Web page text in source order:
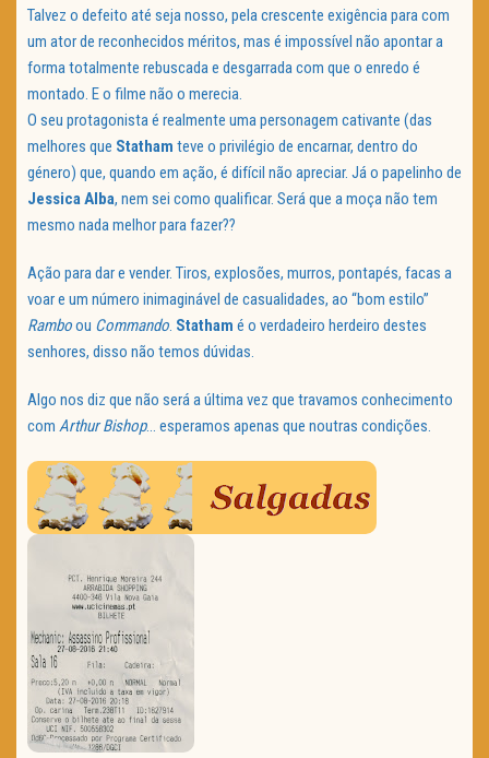
Talvez o defeito até seja nosso, pela crescente exigência para com
um ator de reconhecidos méritos, mas é impossível não apontar a
forma totalmente rebuscada e desgarrada com que o enredo é
montado. E o filme não o merecia.
O seu protagonista é realmente uma personagem cativante (das
melhores que Statham teve o privilégio de encarnar, dentro do
género) que, quando em ação, é difícil não apreciar. Já o papelinho de
Jessica Alba, nem sei como qualificar. Será que a moça não tem
mesmo nada melhor para fazer??
Ação para dar e vender. Tiros, explosões, murros, pontapés, facas a
voar e um número inimaginável de casualidades, ao “bom estilo”
Ramboou Commando. Statham é o verdadeiro herdeiro destes
senhores, disso não temos dúvidas.
Algo nos diz que não será a última vez que travamos conhecimento
com Arthur Bishop… esperamos apenas que noutras condições.